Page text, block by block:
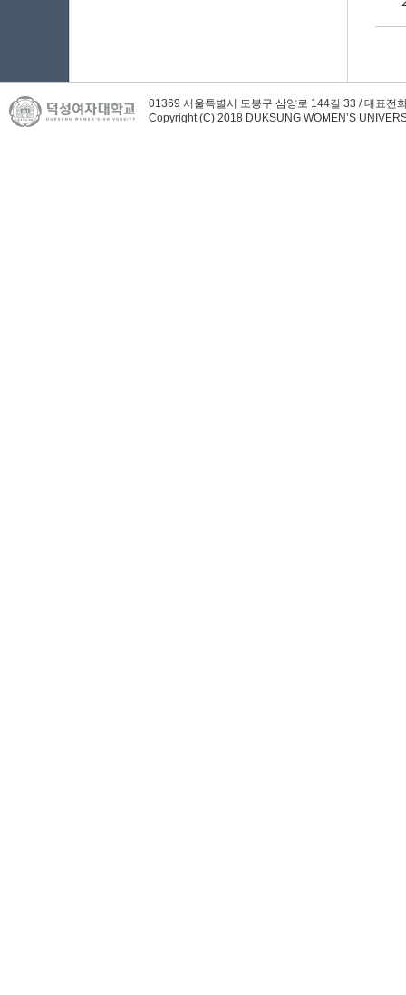
01369 서울특별시 도봉구 삼양로 144길 33 / 대표전
Copyright (C) 2018 DUKSUNG WOMEN’S